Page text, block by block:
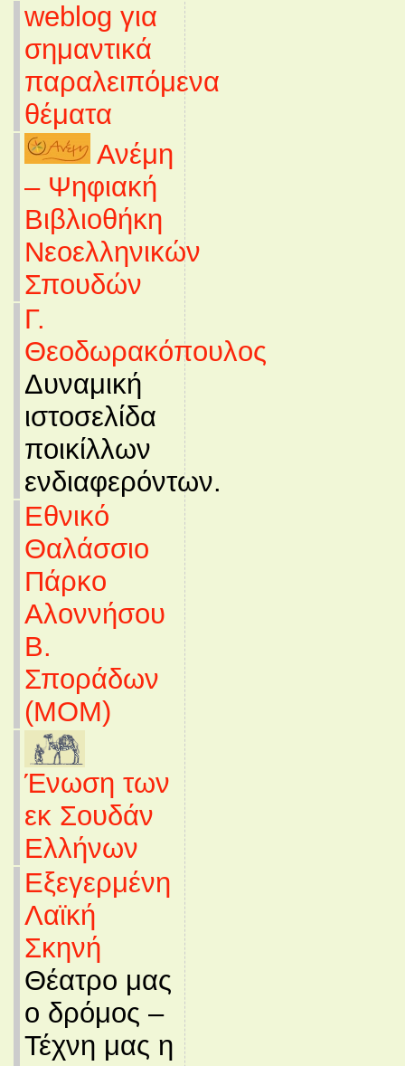
weblog για
σημαντικά
παραλειπόμενα
θέματα
Ανέμη
– Ψηφιακή
Βιβλιοθήκη
Νεοελληνικών
Σπουδών
Γ.
Θεοδωρακόπουλος
Δυναμική
ιστοσελίδα
ποικίλλων
ενδιαφερόντων.
Εθνικό
Θαλάσσιο
Πάρκο
Αλοννήσου
Β.
Σποράδων
(MOM)
Ένωση των
εκ Σουδάν
Ελλήνων
Εξεγερμένη
Λαϊκή
Σκηνή
Θέατρο μας
ο δρόμος –
Τέχνη μας η